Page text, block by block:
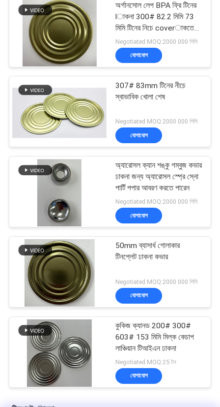
অর্গানসোল লেপ BPA ফ্রি টিনের
lাকনা 300# 82.2 মিমি 73
মিমি টিনের নিচে coverাকতে
পারে
Negotiated MOQ:2000 000 পিসি
যোগাযোগ
307# 83mm টিনের নীচে
স্বাভাবিক খোলা শেষ
Negotiated MOQ:2000 000 পিসি
যোগাযোগ
অ্যারোসল ক্যান শঙ্কু গম্বুজ কভার
ঢাকনা জন্য অ্যারোসল স্প্রে স্নো
পার্টি পপার আবরণ করতে পারেন
Negotiated MOQ:2000 000 পিসি
যোগাযোগ
50mm ব্যাসার্ধ গোলাকার
টিনপ্লেট ঢাকনা কভার
Negotiated MOQ:2000 000 পিসি
যোগাযোগ
কুকিজ ক্যানড 200# 300#
603# 153 মিমি মিল্ক কেচাপ
লাঞ্চিয়ান টিআইএন ঢাকনা
Negotiated MOQ:25 টন
যোগাযোগ